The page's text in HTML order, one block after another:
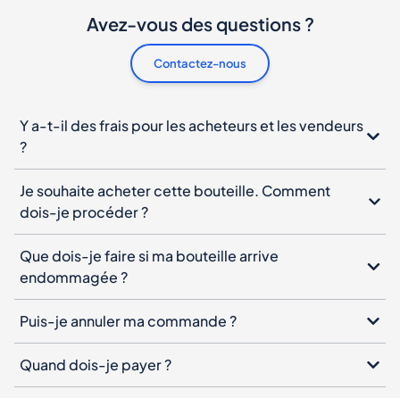
Avez-vous des questions ?
Contactez-nous
Y a-t-il des frais pour les acheteurs et les vendeurs
?
Je souhaite acheter cette bouteille. Comment
dois-je procéder ?
Que dois-je faire si ma bouteille arrive
endommagée ?
Puis-je annuler ma commande ?
Quand dois-je payer ?